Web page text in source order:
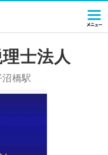
士法人
橋駅